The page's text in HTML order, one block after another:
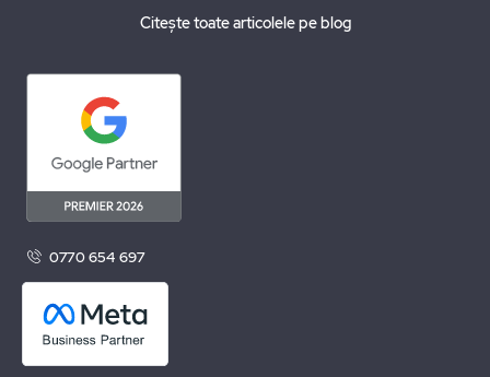
Citește toate articolele pe blog
0770 654 697